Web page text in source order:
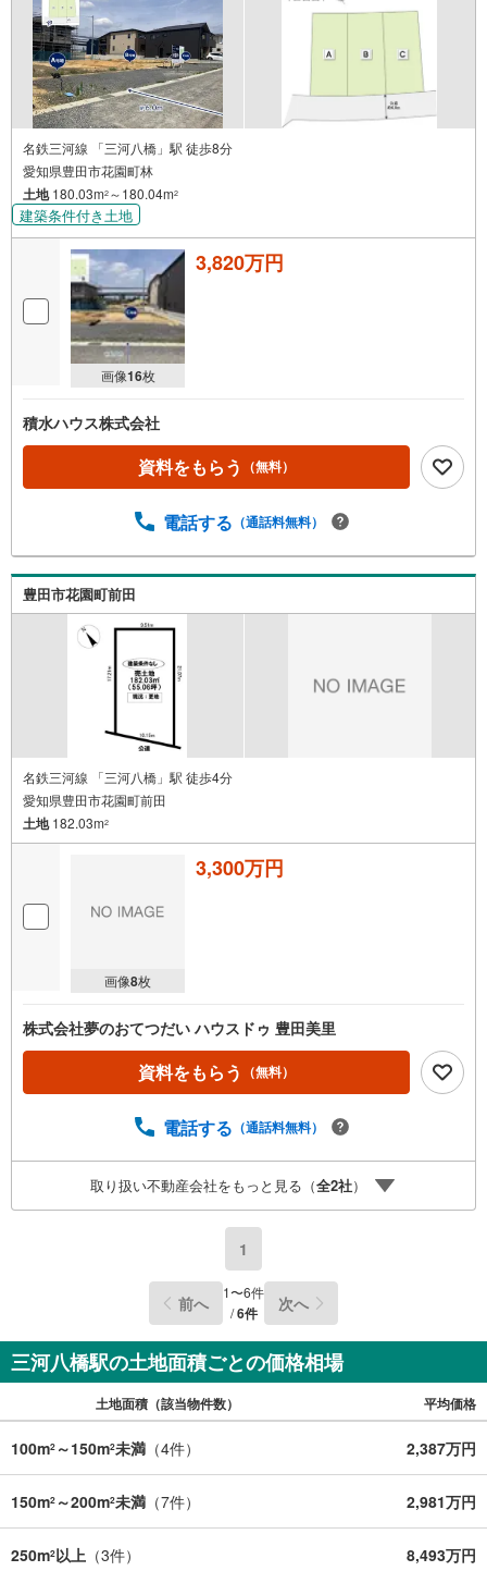
名鉄三河線 「三河八橋」駅 徒歩8分
愛知県豊田市花園町林
土地180.03m2 ～180.04m2
建築条件付き土地
画像16枚
3,820万円
積水ハウス株式会社
資料をもらう （無料）
電話する （通話料無料）
豊田市花園町前田
名鉄三河線 「三河八橋」駅 徒歩4分
愛知県豊田市花園町前田
土地182.03m2
画像8枚
3,300万円
株式会社夢のおてつだい ハウスドゥ 豊田美里
資料をもらう （無料）
電話する （通話料無料）
取り扱い不動産会社をもっと見る（全2社）
1
前へ 1〜6件
/6件 次へ
三河八橋駅の土地面積ごとの価格相場
土地面積（該当物件数） 平均価格
100m2 ～150m2未満 （4件） 2,387万円
150m2 ～200m2未満 （7件） 2,981万円
250m2以上 （3件） 8,493万円